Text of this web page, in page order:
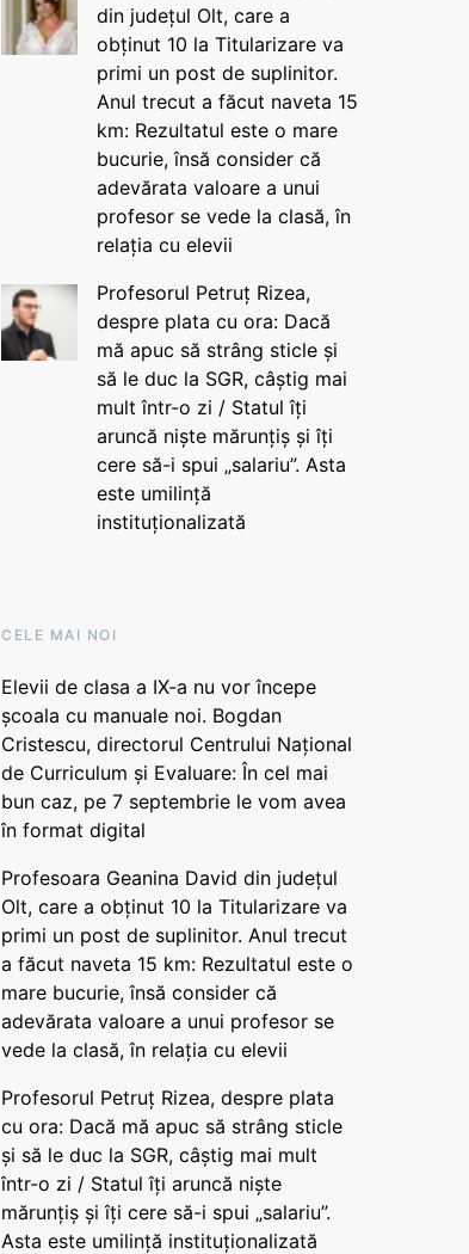
din județul Olt, care a
obținut 10 la Titularizare va
primi un post de suplinitor.
Anul trecut a făcut naveta 15
km: Rezultatul este o mare
bucurie, însă consider că
adevărata valoare a unui
profesor se vede la clasă, în
relația cu elevii
Profesorul Petruț Rizea,
despre plata cu ora: Dacă
mă apuc să strâng sticle și
să le duc la SGR, câștig mai
mult într-o zi / Statul îți
aruncă niște mărunțiș și îți
cere să-i spui „salariu”. Asta
este umilință
instituționalizată
CELE MAI NOI
Elevii de clasa a IX-a nu vor începe
școala cu manuale noi. Bogdan
Cristescu, directorul Centrului Național
de Curriculum și Evaluare: În cel mai
bun caz, pe 7 septembrie le vom avea
în format digital
Profesoara Geanina David din județul
Olt, care a obținut 10 la Titularizare va
primi un post de suplinitor. Anul trecut
a făcut naveta 15 km: Rezultatul este o
mare bucurie, însă consider că
adevărata valoare a unui profesor se
vede la clasă, în relația cu elevii
Profesorul Petruț Rizea, despre plata
cu ora: Dacă mă apuc să strâng sticle
și să le duc la SGR, câștig mai mult
într-o zi / Statul îți aruncă niște
mărunțiș și îți cere să-i spui „salariu”.
Asta este umilință instituționalizată